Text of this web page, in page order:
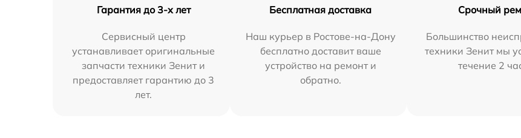
Гарантия до 3-х лет
Сервисный центр
устанавливает оригинальные
запчасти техники Зенит и
предоставляет гарантию до 3
лет.
Бесплатная доставка
Наш курьер в Ростове-на-Дону
бесплатно доставит ваше
устройство на ремонт и
обратно.
Срочный
Большинство
техники Зенит мы
течение 2